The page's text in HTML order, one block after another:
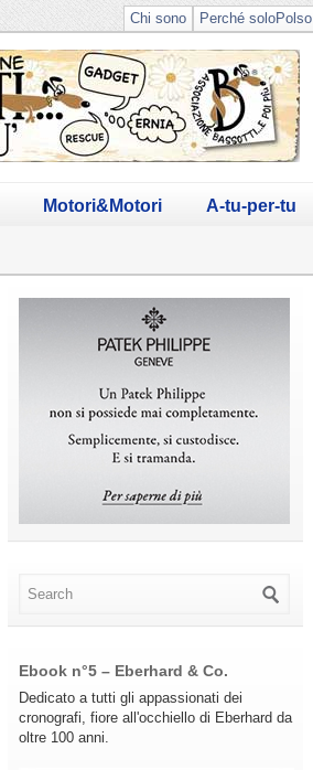
Perché soloPolso
Chi sono
Motori&Motori A-tu-per-tu
Ebook n°5 – Eberhard & Co.
Dedicato a tutti gli appassionati dei
cronografi, fiore all'occhiello di Eberhard da
oltre 100 anni.